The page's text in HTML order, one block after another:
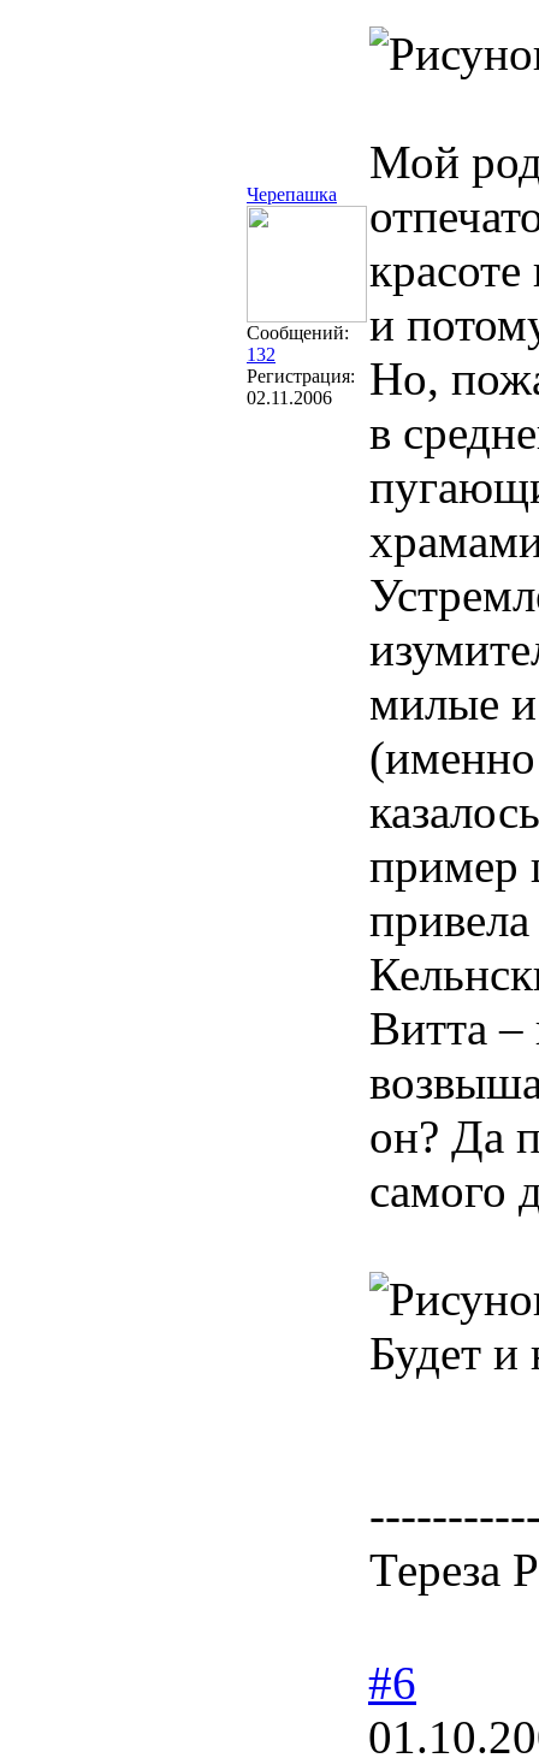
Черепашка
Сообщений:
132
Регистрация:
02.11.2006
Мой
и
Но,
в
милые
пример
Витта –
он? Да
самого
Будет и
Тереза
#6